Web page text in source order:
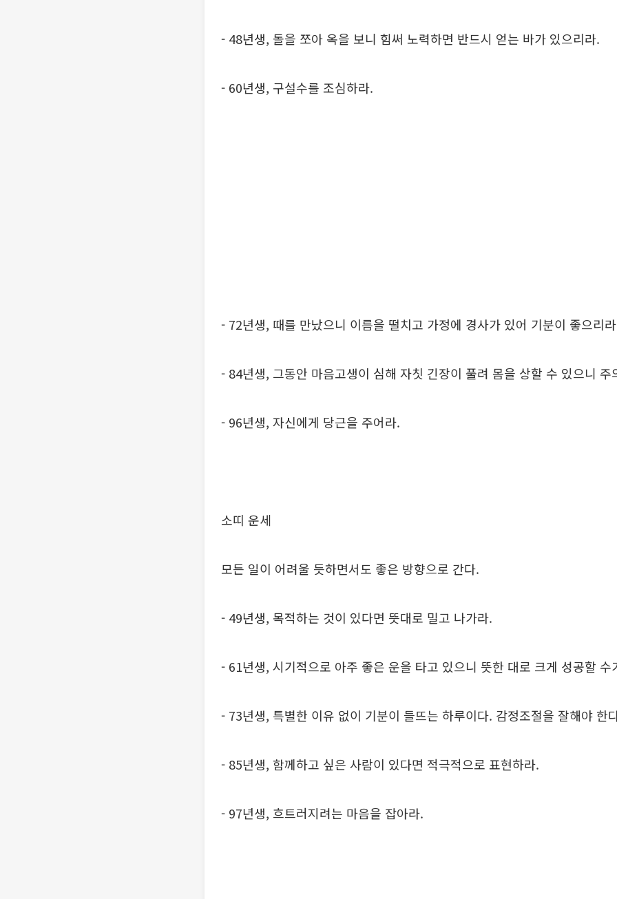
- 48년생, 돌을 쪼아 옥을 보니 힘써 노력하면 반드시 얻는 바가 있으리라.
- 60년생, 구설수를 조심하라.
- 72년생, 때를 만났으니 이름을 떨치고 가정에 경사가 있어 기분이 좋으리
- 84년생, 그동안 마음고생이 심해 자칫 긴장이 풀려 몸을 상할 수 있으니 주
- 96년생, 자신에게 당근을 주어라.
소띠 운세
모든 일이 어려울 듯하면서도 좋은 방향으로 간다.
- 49년생, 목적하는 것이 있다면 뜻대로 밀고 나가라.
- 61년생, 시기적으로 아주 좋은 운을 타고 있으니 뜻한 대로 크게 성공할 수
- 73년생, 특별한 이유 없이 기분이 들뜨는 하루이다. 감정조절을 잘해야 한
- 85년생, 함께하고 싶은 사람이 있다면 적극적으로 표현하라.
- 97년생, 흐트러지려는 마음을 잡아라.